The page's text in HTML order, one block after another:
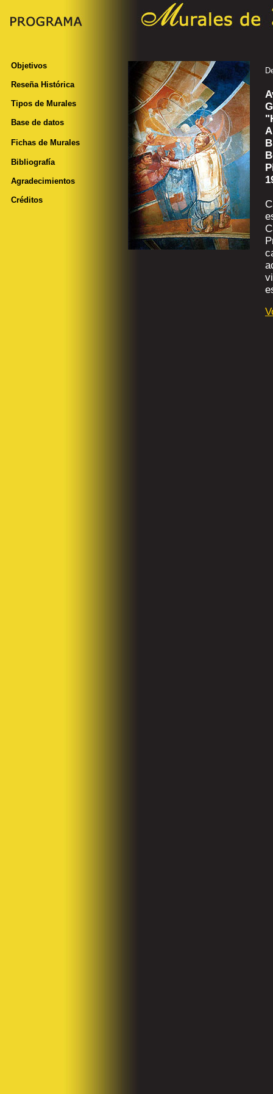
Objetivos
Reseña Histórica
Tipos de Murales
Base de datos
Fichas de Murales
Bibliografía
Agradecimientos
Créditos